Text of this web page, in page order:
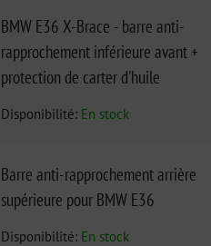
BMW E36 X-Brace - barre anti-
rapprochement inférieure avant +
protection de carter d'huile
Disponibilité: En stock
Barre anti-rapprochement arrière
supérieure pour BMW E36
Disponibilité: En stock